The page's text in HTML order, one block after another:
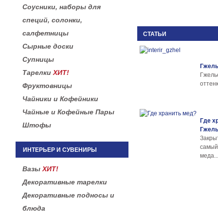
Соусники, наборы для
специй, солонки,
салфетницы
Сырные доски
Супницы
Тарелки ХИТ!
Фруктовницы
Чайники и Кофейники
Чайные и Кофейные Пары
Штофы
ИНТЕРЬЕР И СУВЕНИРЫ
Вазы ХИТ!
Декоративные тарелки
Декоративные подносы и
блюда
СТАТЬИ
Где
Гжель
меда...